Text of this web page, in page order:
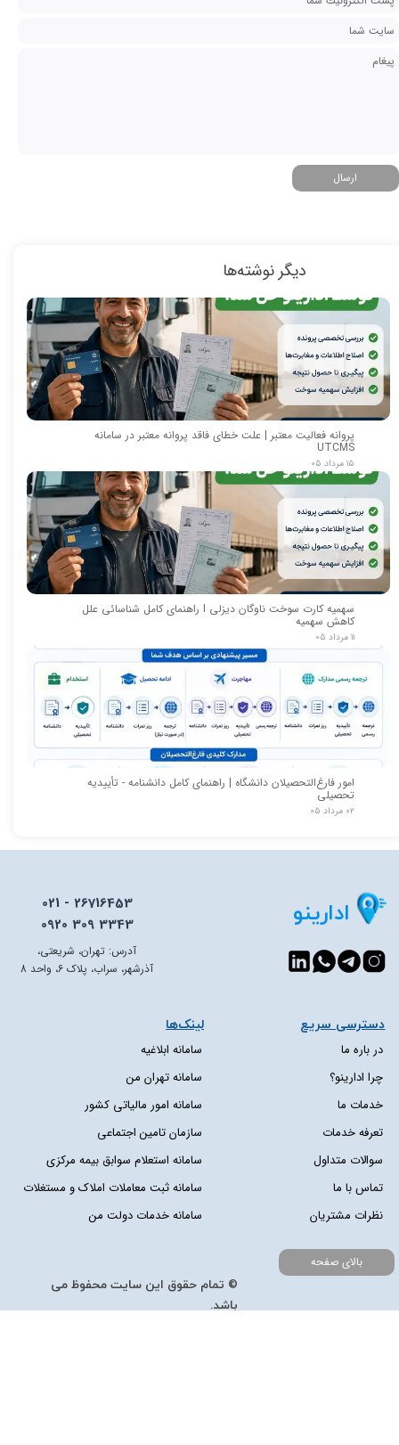
ارسال
دیگر نوشته‌ها
پروانه فعالیت معتبر | علت خطای فاقد پروانه معتبر در سامانه
UTCMS
۱۵ مرداد ۰۵
سهمیه کارت سوخت ناوگان دیزلی I راهنمای کامل شناسائی علل
کاهش سهمیه
۱۱ مرداد ۰۵
امور فارغ‌التحصیلان دانشگاه | راهنمای کامل دانشنامه - تأییدیه
تحصیلی
۰۲ مرداد ۰۵
ادارینو
021 - 26716453
0920 309 3343
در باره ما
چرا ادارینو؟
خدمات ما
تعرفه خدمات
سوالات متداول
تماس با ما
نظرات مشتریان
دسترسی سریع​​​​​​​ لینک‌ها
سامانه ابلاغیه
سامانه تهران من
سامانه امور مالیاتی کشور
سازمان تامین اجتماعی
سامانه استعلام سوابق بیمه مرکزی
سامانه ثبت معاملات املاک و مستغلات
سامانه خدمات دولت من
© تمام حقوق این سایت محفوظ می
باشد.
بالای صفحه
آدرس: تهران، شریعتی،
آذرشهر، سراب، پلاک 6، واحد 8